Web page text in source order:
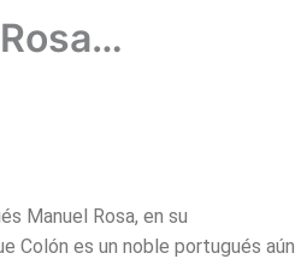
Manuel Rosa, en su
Colón es un noble portugués aún